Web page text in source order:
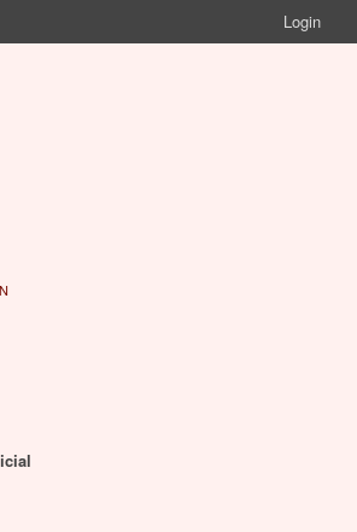
Login